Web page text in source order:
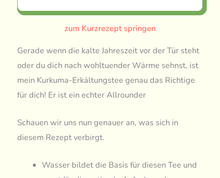
zum Kurzrezept springen
Gerade wenn die kalte Jahreszeit vor der Tür steht
oder du dich nach wohltuender Wärme sehnst, ist
mein Kurkuma-Erkältungstee genau das Richtige
für dich! Er ist ein echter Allrounder
Schauen wir uns nun genauer an, was sich in
diesem Rezept verbirgt.
Wasser bildet die Basis für diesen Tee und